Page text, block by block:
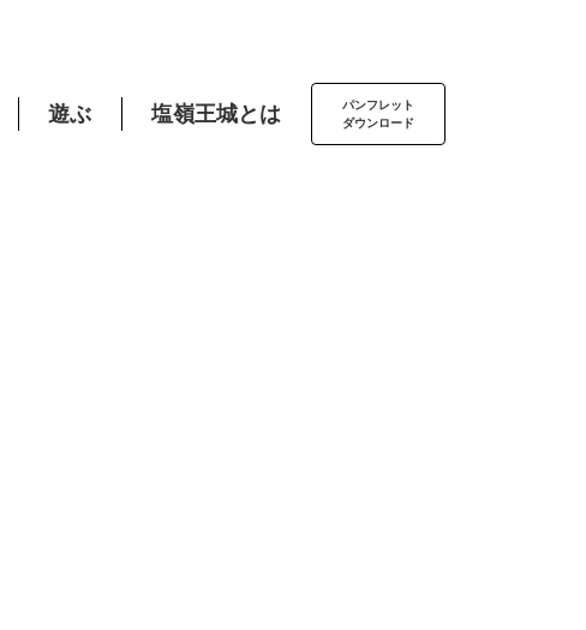
遊ぶ 塩嶺王城とは
パンフレット
ダウンロード